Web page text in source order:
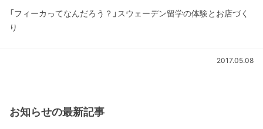
「フィーカってなんだろう？」スウェーデン留学の体験とお店づく
り
2017.05.08
お知らせの最新記事